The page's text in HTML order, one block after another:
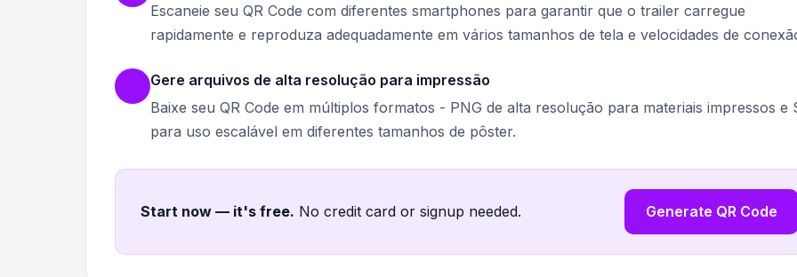
Escaneie seu QR Code com diferentes smartphones para garantir que o trailer carregue
rapidamente e reproduza adequadamente em vários tamanhos de tela e velocidades de
Gere arquivos de alta resolução para impressão
Baixe seu QR Code em múltiplos formatos - PNG de alta resolução para materiais impressos e
para uso escalável em diferentes tamanhos de pôster.
Start now — it's free. No credit card or signup needed. Generate QR Code